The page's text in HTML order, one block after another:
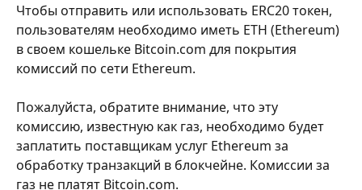
Чтобы отправить или использовать ERC20 токен,
пользователям необходимо иметь ETH (Ethereum)
в своем кошельке Bitcoin.com для покрытия
комиссий по сети Ethereum.
Пожалуйста, обратите внимание, что эту
комиссию, известную как газ, необходимо будет
заплатить поставщикам услуг Ethereum за
обработку транзакций в блокчейне. Комиссии за
газ не платят Bitcoin.com.